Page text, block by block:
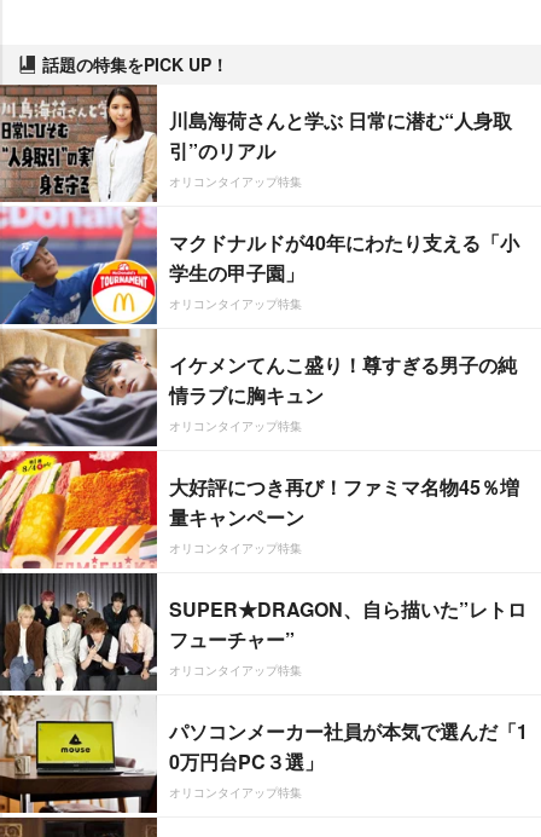
話題の特集をPICK UP！
川島海荷さんと学ぶ 日常に潜む“人身取
引”のリアル
オリコンタイアップ特集
マクドナルドが40年にわたり支える「小
学生の甲子園」
オリコンタイアップ特集
イケメンてんこ盛り！尊すぎる男子の純
情ラブに胸キュン
オリコンタイアップ特集
大好評につき再び！ファミマ名物45％増
量キャンペーン
オリコンタイアップ特集
SUPER★DRAGON、自ら描いた”レトロ
フューチャー”
オリコンタイアップ特集
パソコンメーカー社員が本気で選んだ「1
0万円台PC３選」
オリコンタイアップ特集